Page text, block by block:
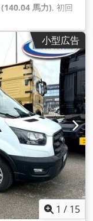
馬力), 初回
（キログラム）, 総
TÜV）:08/2028, 燃
, 運転席:その他,
席数:7, 装備:
, EBS（電子制動シ
ントロール, セント
, トレーラー連結
坂道発進補助, 整備
ュータ, 電動ミラ
小型広告
1 / 15